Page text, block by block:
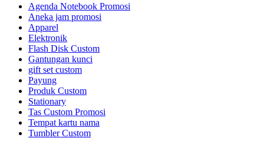
Agenda Notebook Promosi
Aneka jam promosi
Apparel
Elektronik
Flash Disk Custom
Gantungan kunci
gift set custom
Payung
Produk Custom
Stationary
Tas Custom Promosi
Tempat kartu nama
Tumbler Custom